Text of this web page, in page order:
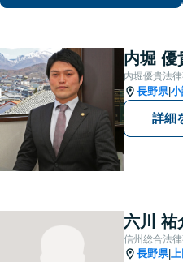
内堀 優
内堀優貴法
長野県|
詳細
六川 祐
信州総合法
長野県|